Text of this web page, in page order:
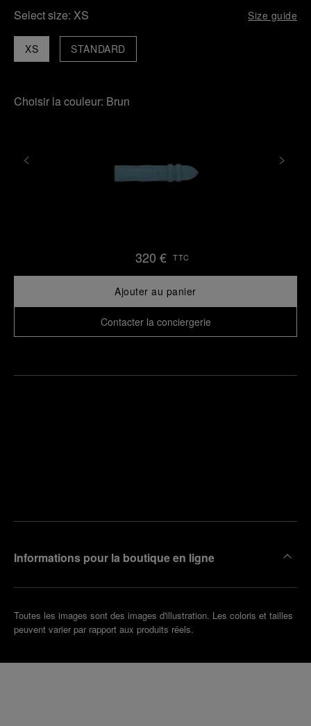
Select size: XS Size guide
XS STANDARD
Choisir la couleur: Brun
320 € TTC
Ajouter au panier
Contacter la conciergerie
Informations pour la boutique en ligne
Toutes les images sont des images d'illustration. Les coloris et tailles
peuvent varier par rapport aux produits réels.